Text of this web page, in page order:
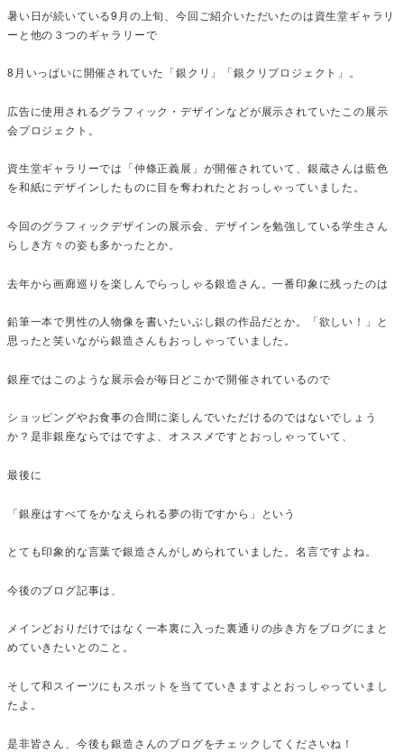
暑い日が続いている9月の上旬、今回ご紹介いただいたのは資生堂ギャラリ
ーと他の３つのギャラリーで
8月いっぱいに開催されていた「銀クリ」「銀クリプロジェクト」。
広告に使用されるグラフィック・デザインなどが展示されていたこの展示
会プロジェクト。
資生堂ギャラリーでは「仲條正義展」が開催されていて、銀蔵さんは藍色
を和紙にデザインしたものに目を奪われたとおっしゃっていました。
今回のグラフィックデザインの展示会、デザインを勉強している学生さん
らしき方々の姿も多かったとか。
去年から画廊巡りを楽しんでらっしゃる銀造さん。一番印象に残ったのは
鉛筆一本で男性の人物像を書いたいぶし銀の作品だとか。「欲しい！」と
思ったと笑いながら銀造さんもおっしゃっていました。
銀座ではこのような展示会が毎日どこかで開催されているので
ショッピングやお食事の合間に楽しんでいただけるのではないでしょう
か？是非銀座ならではですよ、オススメですとおっしゃっていて、
最後に
「銀座はすべてをかなえられる夢の街ですから」という
とても印象的な言葉で銀造さんがしめられていました。名言ですよね。
今後のブログ記事は、
メインどおりだけではなく一本裏に入った裏通りの歩き方をブログにまと
めていきたいとのこと。
そして和スイーツにもスポットを当てていきますよとおっしゃっていまし
たよ。
是非皆さん、今後も銀造さんのブログをチェックしてくださいね！